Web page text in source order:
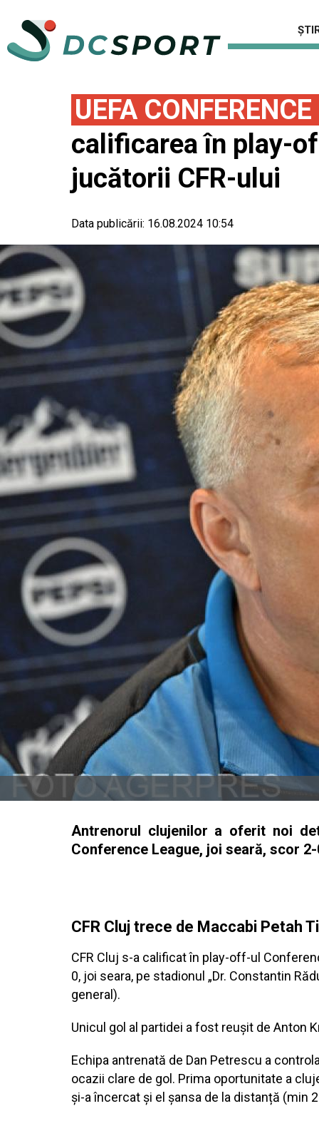
UEFA
calificarea în play-
jucătorii CFR-ului
Data publicării: 16.08.2024 10:54
Antrenorul clujenilor a oferit noi
Conference League, joi seară, scor
CFR Cluj trece de Maccabi Petah
CFR Cluj s-a calificat în play-off-ul
0, joi seara, pe stadionul „Dr. Constantin
general).
Unicul gol al partidei a fost reușit de Anton
Echipa antrenată de Dan Petrescu a
ocazii clare de gol. Prima oportunitate a
și-a încercat și el șansa de la distanță (min